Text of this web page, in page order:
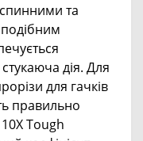
та
дія. Для
для гачків
правильно
Tough